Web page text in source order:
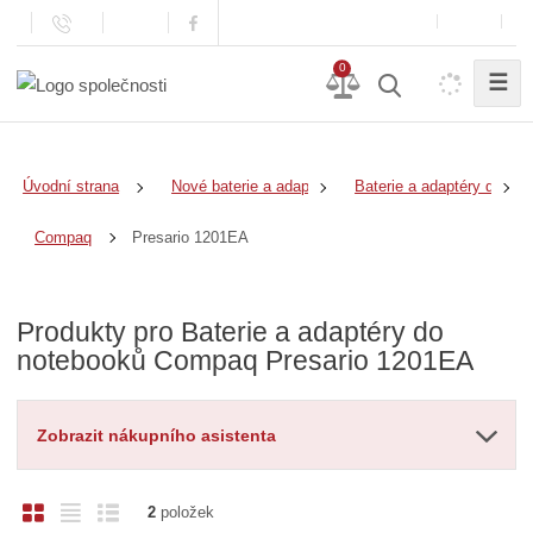
0
☰
Úvodní strana Nové baterie a adaptéry Baterie a adaptéry do
Compaq Presario 1201EA
Produkty pro Baterie a adaptéry do
notebooků Compaq Presario 1201EA
Zobrazit nákupního asistenta
O
Ř
2položek